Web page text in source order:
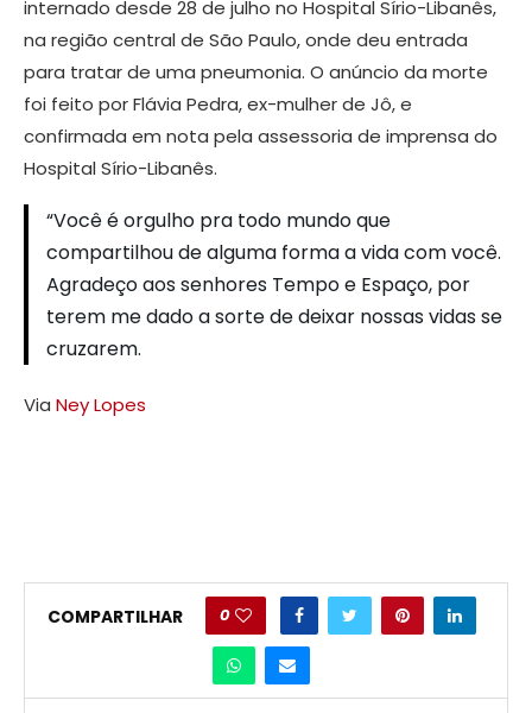
internado desde 28 de julho no Hospital Sírio-Libanês,
na região central de São Paulo, onde deu entrada
para tratar de uma pneumonia. O anúncio da morte
foi feito por Flávia Pedra, ex-mulher de Jô, e
confirmada em nota pela assessoria de imprensa do
Hospital Sírio-Libanês.
“Você é orgulho pra todo mundo que
compartilhou de alguma forma a vida com você.
Agradeço aos senhores Tempo e Espaço, por
terem me dado a sorte de deixar nossas vidas se
cruzarem.
Via Ney Lopes
COMPARTILHAR 0